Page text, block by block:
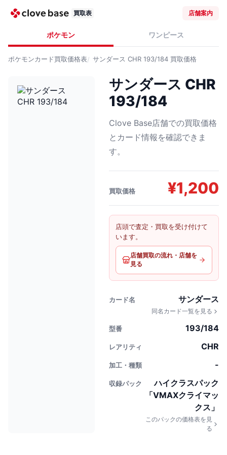
買取表 店舗案内
ポケモン ワンピース
ポケモンカード買取価格表 サンダース CHR 193/184 買取価格
サンダース CHR
193/184
Clove Base店舗での買取価格
とカード情報を確認できま
す。
買取価格 ¥1,200
店頭で査定・買取を受け付けて
います。
店舗買取の流れ・店舗を
見る
カード名 サンダース
同名カード一覧を見る
型番 193/184
レアリティ CHR
加工・種類 -
収録パック
ハイクラスパック
「VMAXクライマッ
クス」
このパックの価格表を見
る